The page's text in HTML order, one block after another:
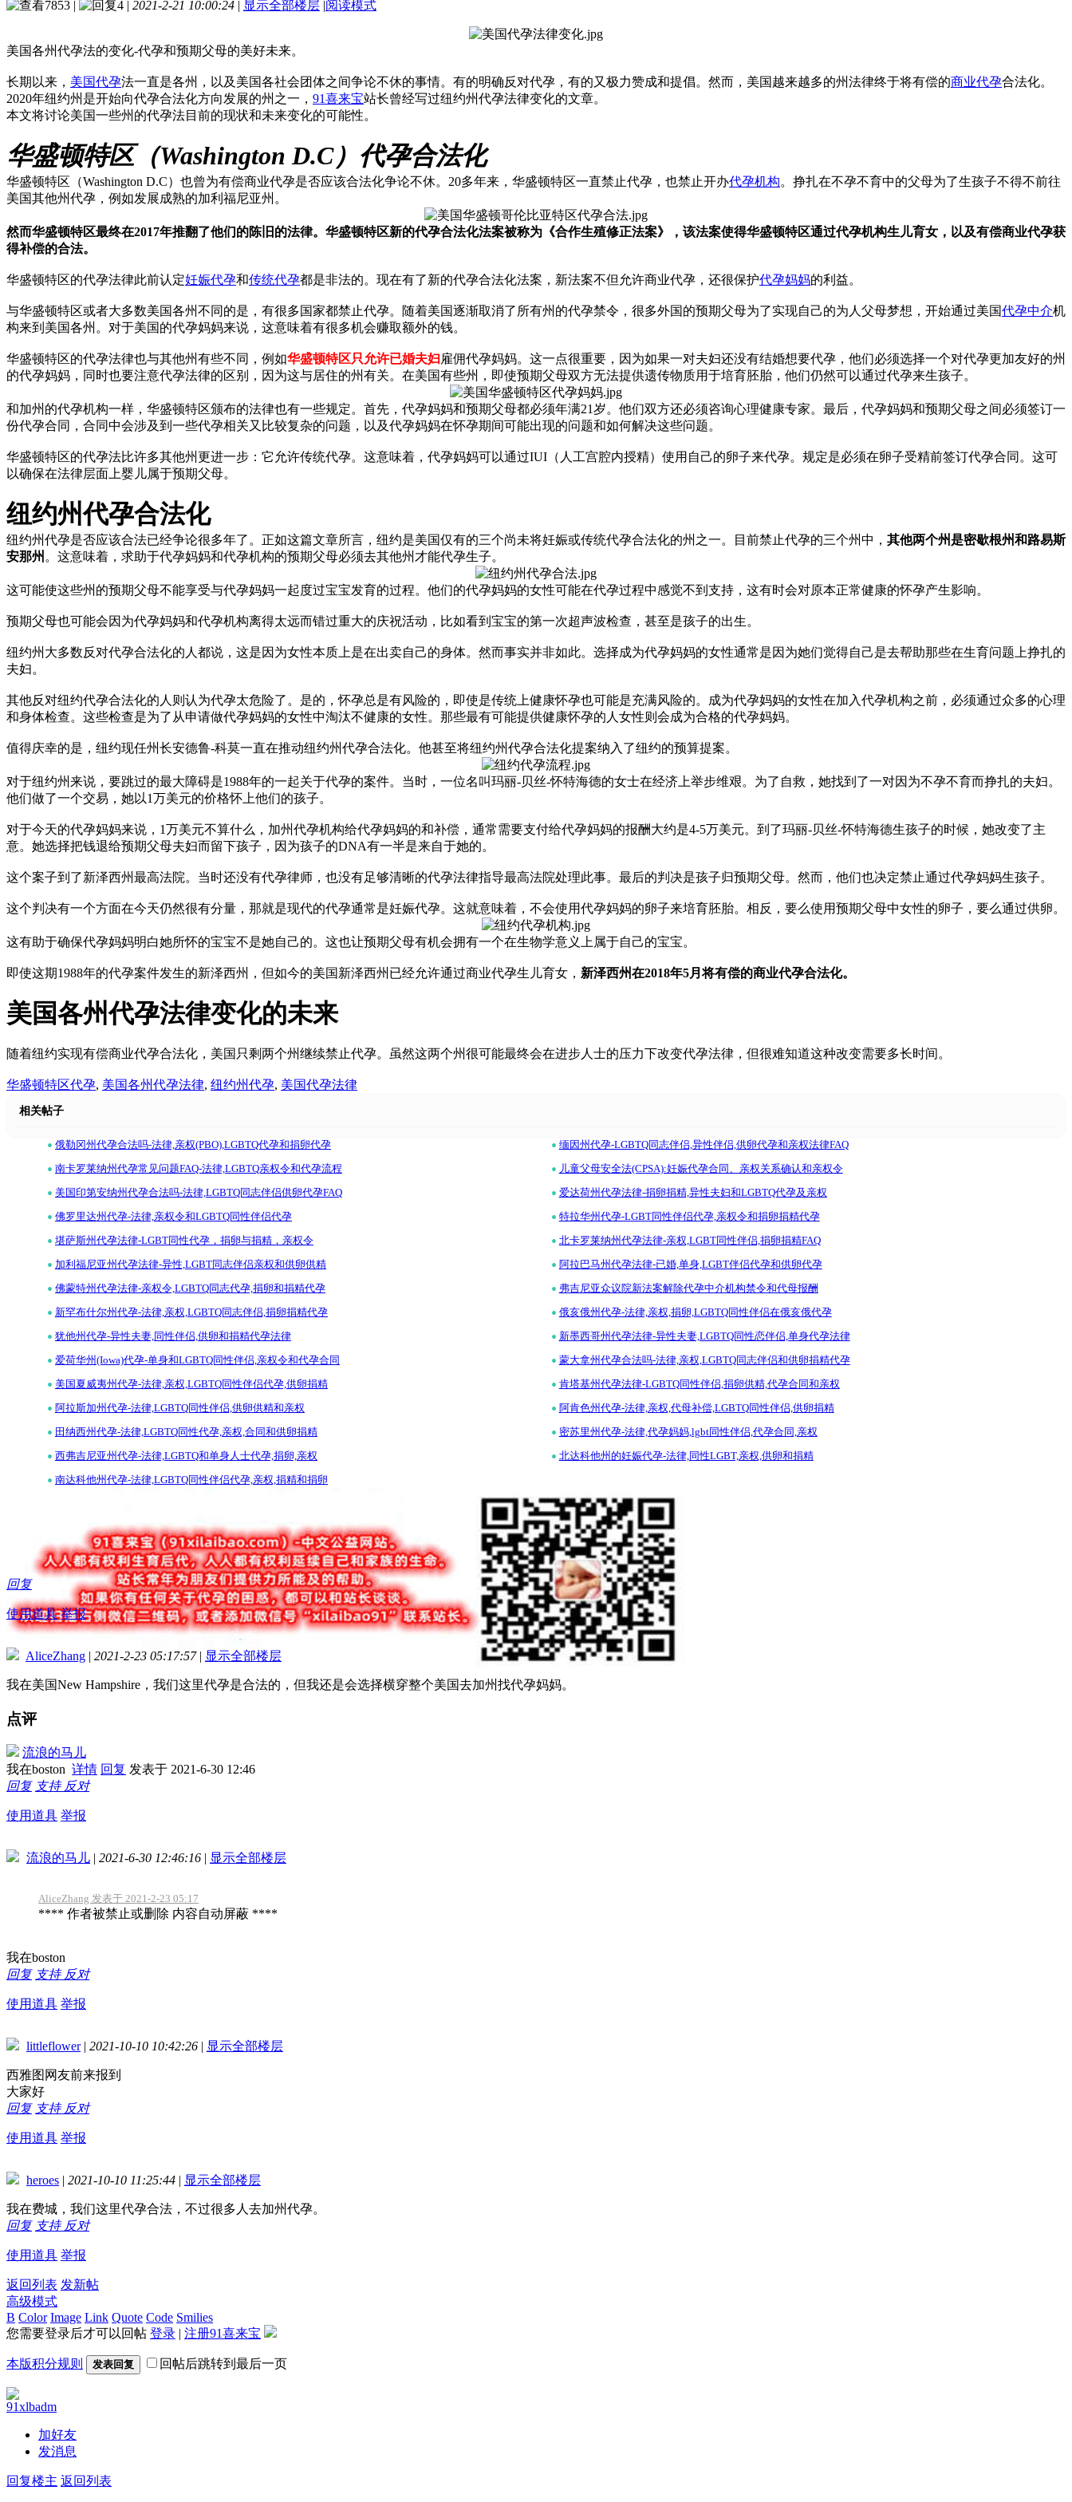
7853 | 4 | 2021-2-21 10:00:24 | 显示全部楼层 |阅读模式
美国各州代孕法的变化-代孕和预期父母的美好未来。
长期以来， 美国代孕法一直是各州，以及美国各社会团体之间争论不休的事情。有的明确反对代孕，有的又极力赞成和提倡。然而，美国越来越多的州法律终于将有偿的商业代孕合法化。
2020年纽约州是开始向代孕合法化方向发展的州之一， 91喜来宝站长曾经写过纽约州代孕法律变化的文章。
本文将讨论美国一些州的代孕法目前的现状和未来变化的可能性。
华盛顿特区（Washington D.C）代孕合法化
华盛顿特区（Washington D.C）也曾为有偿商业代孕是否应该合法化争论不休。20多年来，华盛顿特区一直禁止代孕，也禁止开办代孕机构。挣扎在不孕不育中的父母为了生孩子不得不前往
美国其他州代孕，例如发展成熟的加利福尼亚州。
然而华盛顿特区最终在2017年推翻了他们的陈旧的法律。华盛顿特区新的代孕合法化法案被称为《合作生殖修正法案》，该法案使得华盛顿特区通过代孕机构生儿育女，以及有偿商业代孕获
得补偿的合法。
华盛顿特区的代孕法律此前认定妊娠代孕和传统代孕都是非法的。现在有了新的代孕合法化法案，新法案不但允许商业代孕，还很保护代孕妈妈的利益。
与华盛顿特区或者大多数美国各州不同的是，有很多国家都禁止代孕。随着美国逐渐取消了所有州的代孕禁令，很多外国的预期父母为了实现自己的为人父母梦想，开始通过美国代孕中介机
构来到美国各州。对于美国的代孕妈妈来说，这意味着有很多机会赚取额外的钱。
华盛顿特区的代孕法律也与其他州有些不同，例如华盛顿特区只允许已婚夫妇雇佣代孕妈妈。这一点很重要，因为如果一对夫妇还没有结婚想要代孕，他们必须选择一个对代孕更加友好的州
的代孕妈妈，同时也要注意代孕法律的区别，因为这与居住的州有关。在美国有些州，即使预期父母双方无法提供遗传物质用于培育胚胎，他们仍然可以通过代孕来生孩子。
和加州的代孕机构一样，华盛顿特区颁布的法律也有一些规定。首先，代孕妈妈和预期父母都必须年满21岁。他们双方还必须咨询心理健康专家。最后，代孕妈妈和预期父母之间必须签订一
份代孕合同，合同中会涉及到一些代孕相关又比较复杂的问题，以及代孕妈妈在怀孕期间可能出现的问题和如何解决这些问题。
华盛顿特区的代孕法比许多其他州更进一步：它允许传统代孕。这意味着，代孕妈妈可以通过IUI（人工宫腔内授精）使用自己的卵子来代孕。规定是必须在卵子受精前签订代孕合同。这可
以确保在法律层面上婴儿属于预期父母。
纽约州代孕合法化
纽约州代孕是否应该合法已经争论很多年了。正如这篇文章所言，纽约是美国仅有的三个尚未将妊娠或传统代孕合法化的州之一。目前禁止代孕的三个州中， 其他两个州是密歇根州和路易斯
安那州 。这意味着，求助于代孕妈妈和代孕机构的预期父母必须去其他州才能代孕生子。
这可能使这些州的预期父母不能享受与代孕妈妈一起度过宝宝发育的过程。他们的代孕妈妈的女性可能在代孕过程中感觉不到支持，这有时会对原本正常健康的怀孕产生影响。
预期父母也可能会因为代孕妈妈和代孕机构离得太远而错过重大的庆祝活动，比如看到宝宝的第一次超声波检查，甚至是孩子的出生。
纽约州大多数反对代孕合法化的人都说，这是因为女性本质上是在出卖自己的身体。然而事实并非如此。选择成为代孕妈妈的女性通常是因为她们觉得自己是去帮助那些在生育问题上挣扎的
夫妇。
其他反对纽约代孕合法化的人则认为代孕太危险了。是的，怀孕总是有风险的，即使是传统上健康怀孕也可能是充满风险的。成为代孕妈妈的女性在加入代孕机构之前，必须通过众多的心理
和身体检查。这些检查是为了从申请做代孕妈妈的女性中淘汰不健康的女性。那些最有可能提供健康怀孕的人女性则会成为合格的代孕妈妈。
值得庆幸的是，纽约现任州长安德鲁-科莫一直在推动纽约州代孕合法化。他甚至将纽约州代孕合法化提案纳入了纽约的预算提案。
对于纽约州来说，要跳过的最大障碍是1988年的一起关于代孕的案件。当时，一位名叫玛丽-贝丝-怀特海德的女士在经济上举步维艰。为了自救，她找到了一对因为不孕不育而挣扎的夫妇。
他们做了一个交易，她以1万美元的价格怀上他们的孩子。
对于今天的代孕妈妈来说，1万美元不算什么，加州代孕机构给代孕妈妈的和补偿，通常需要支付给代孕妈妈的报酬大约是4-5万美元。到了玛丽-贝丝-怀特海德生孩子的时候，她改变了主
意。她选择把钱退给预期父母夫妇而留下孩子，因为孩子的DNA有一半是来自于她的。
这个案子到了新泽西州最高法院。当时还没有代孕律师，也没有足够清晰的代孕法律指导最高法院处理此事。最后的判决是孩子归预期父母。然而，他们也决定禁止通过代孕妈妈生孩子。
这个判决有一个方面在今天仍然很有分量，那就是现代的代孕通常是妊娠代孕。这就意味着，不会使用代孕妈妈的卵子来培育胚胎。相反，要么使用预期父母中女性的卵子，要么通过供卵。
这有助于确保代孕妈妈明白她所怀的宝宝不是她自己的。这也让预期父母有机会拥有一个在生物学意义上属于自己的宝宝。
即使这期1988年的代孕案件发生的新泽西州，但如今的美国新泽西州已经允许通过商业代孕生儿育女， 新泽西州在2018年5月将有偿的商业代孕合法化。
美国各州代孕法律变化的未来
随着纽约实现有偿商业代孕合法化，美国只剩两个州继续禁止代孕。虽然这两个州很可能最终会在进步人士的压力下改变代孕法律，但很难知道这种改变需要多长时间。
华盛顿特区代孕, 美国各州代孕法律, 纽约州代孕, 美国代孕法律
相关帖子
• 俄勒冈州代孕合法吗-法律,亲权(PBO),LGBTQ代孕和捐卵代孕 • 缅因州代孕-LGBTQ同志伴侣,异性伴侣,供卵代孕和亲权法律FAQ
• 南卡罗莱纳州代孕常见问题FAQ-法律,LGBTQ亲权令和代孕流程 • 儿童父母安全法(CPSA):妊娠代孕合同、亲权关系确认和亲权令
• 美国印第安纳州代孕合法吗-法律,LGBTQ同志伴侣供卵代孕FAQ • 爱达荷州代孕法律-捐卵捐精,异性夫妇和LGBTQ代孕及亲权
• 佛罗里达州代孕-法律,亲权令和LGBTQ同性伴侣代孕 • 特拉华州代孕-LGBT同性伴侣代孕,亲权令和捐卵捐精代孕
• 堪萨斯州代孕法律-LGBT同性代孕，捐卵与捐精，亲权令 • 北卡罗莱纳州代孕法律-亲权,LGBT同性伴侣,捐卵捐精FAQ
• 加利福尼亚州代孕法律-异性,LGBT同志伴侣亲权和供卵供精 • 阿拉巴马州代孕法律-已婚,单身,LGBT伴侣代孕和供卵代孕
• 佛蒙特州代孕法律-亲权令,LGBTQ同志代孕,捐卵和捐精代孕 • 弗吉尼亚众议院新法案解除代孕中介机构禁令和代母报酬
• 新罕布什尔州代孕-法律,亲权,LGBTQ同志伴侣,捐卵捐精代孕 • 俄亥俄州代孕-法律,亲权,捐卵,LGBTQ同性伴侣在俄亥俄代孕
• 犹他州代孕-异性夫妻,同性伴侣,供卵和捐精代孕法律 • 新墨西哥州代孕法律-异性夫妻,LGBTQ同性恋伴侣,单身代孕法律
• 爱荷华州(Iowa)代孕-单身和LGBTQ同性伴侣,亲权令和代孕合同 • 蒙大拿州代孕合法吗-法律,亲权,LGBTQ同志伴侣和供卵捐精代孕
• 美国夏威夷州代孕-法律,亲权,LGBTQ同性伴侣代孕,供卵捐精 • 肯塔基州代孕法律-LGBTQ同性伴侣,捐卵供精,代孕合同和亲权
• 阿拉斯加州代孕-法律,LGBTQ同性伴侣,供卵供精和亲权 • 阿肯色州代孕-法律,亲权,代母补偿,LGBTQ同性伴侣,供卵捐精
• 田纳西州代孕-法律,LGBTQ同性代孕,亲权,合同和供卵捐精 • 密苏里州代孕-法律,代孕妈妈,lgbt同性伴侣,代孕合同,亲权
• 西弗吉尼亚州代孕-法律,LGBTQ和单身人士代孕,捐卵,亲权 • 北达科他州的妊娠代孕-法律,同性LGBT,亲权,供卵和捐精
• 南达科他州代孕-法律,LGBTQ同性伴侣代孕,亲权,捐精和捐卵
回复
使用道具 举报
AliceZhang | 2021-2-23 05:17:57 | 显示全部楼层
我在美国New Hampshire，我们这里代孕是合法的，但我还是会选择横穿整个美国去加州找代孕妈妈。
点评
流浪的马儿
我在boston 详情 回复 发表于 2021-6-30 12:46
回复 支持 反对
使用道具 举报
流浪的马儿 | 2021-6-30 12:46:16 | 显示全部楼层
AliceZhang 发表于 2021-2-23 05:17
**** 作者被禁止或删除 内容自动屏蔽 ****
我在boston
回复 支持 反对
使用道具 举报
littleflower | 2021-10-10 10:42:26 | 显示全部楼层
西雅图网友前来报到
大家好
回复 支持 反对
使用道具 举报
heroes | 2021-10-10 11:25:44 | 显示全部楼层
我在费城，我们这里代孕合法，不过很多人去加州代孕。
回复 支持 反对
使用道具 举报
返回列表 发新帖
高级模式
B Color Image Link Quote Code Smilies
您需要登录后才可以回帖 登录 | 注册91喜来宝
本版积分规则 发表回复 回帖后跳转到最后一页
91xlbadm
加好友
发消息
回复楼主 返回列表